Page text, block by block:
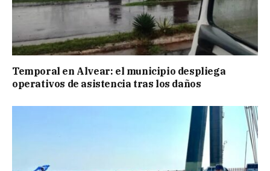
Temporal en Alvear: el municipio despliega
operativos de asistencia tras los daños